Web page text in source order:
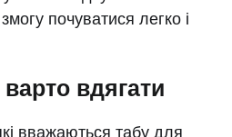
почуватися легко і
вдягати
вважаються табу для